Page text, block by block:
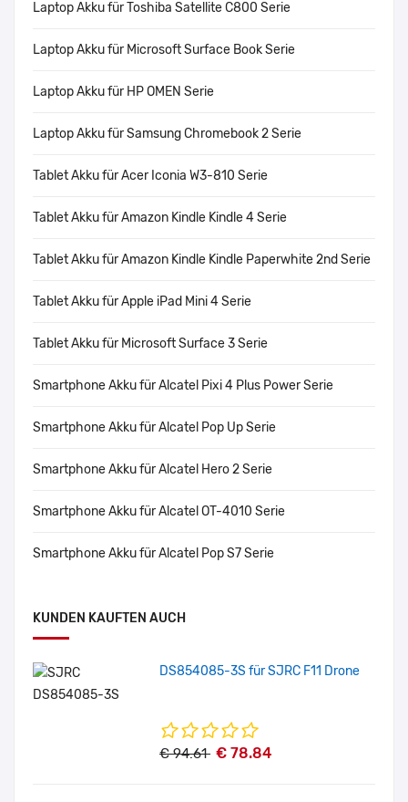
Laptop Akku für Toshiba Satellite C800 Serie
Laptop Akku für Microsoft Surface Book Serie
Laptop Akku für HP OMEN Serie
Laptop Akku für Samsung Chromebook 2 Serie
Tablet Akku für Acer Iconia W3-810 Serie
Tablet Akku für Amazon Kindle Kindle 4 Serie
Tablet Akku für Amazon Kindle Kindle Paperwhite 2nd Serie
Tablet Akku für Apple iPad Mini 4 Serie
Tablet Akku für Microsoft Surface 3 Serie
Smartphone Akku für Alcatel Pixi 4 Plus Power Serie
Smartphone Akku für Alcatel Pop Up Serie
Smartphone Akku für Alcatel Hero 2 Serie
Smartphone Akku für Alcatel OT-4010 Serie
Smartphone Akku für Alcatel Pop S7 Serie
KUNDEN KAUFTEN AUCH
DS854085-3S für SJRC F11 Drone
€ 94.61 € 78.84